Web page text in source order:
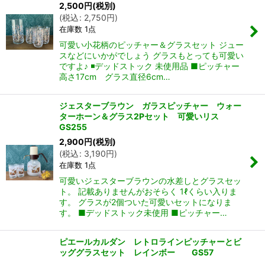
2,500円(税別)
(税込: 2,750円)
在庫数 1点
可愛い小花柄のピッチャー＆グラスセット ジュー
スなどにいかがでしょう グラスもとっても可愛い
ですよ♪ ◾️デッドストック 未使用品 ■ピッチャー
高さ17cm グラス直径6cm…
ジェスターブラウン ガラスピッチャー ウォー
ターホーン＆グラス2Pセット 可愛いリス
GS255
2,900円(税別)
(税込: 3,190円)
在庫数 1点
可愛いジェスターブラウンの水差しとグラスセッ
ト。 記載ありませんがおそらく 1ℓくらい入りま
す。 グラスが2個ついた可愛いセットになりま
す。 ■デッドストック未使用 ■ピッチャー…
ピエールカルダン レトロラインピッチャーとビ
ッググラスセット レインボー GS57